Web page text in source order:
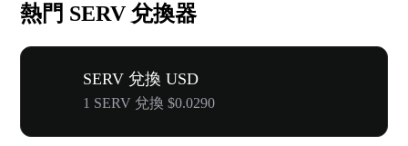
熱門 SERV 兌換器
SERV 兌換 USD
1 SERV 兌換 $0.0290